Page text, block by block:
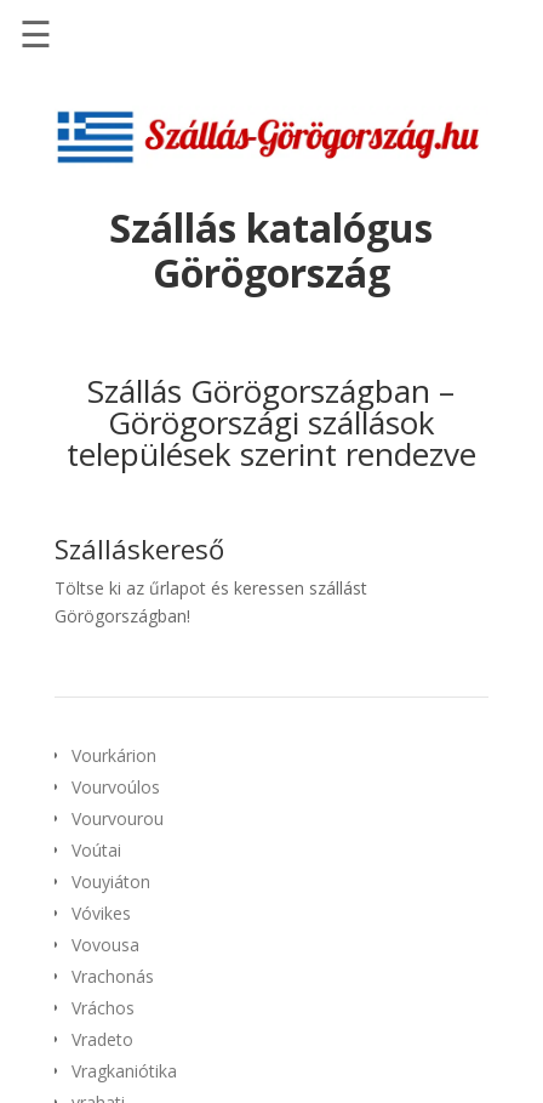
Szállások
Repülőjegy
pénzvisszatérítéssel
Discover
Cars
Transzfer
Taxi
☰
Szállás katalógus
Görögország
Szállás Görögországban –
Görögországi szállások
települések szerint rendezve
Szálláskereső
Töltse ki az űrlapot és keressen szállást
Görögországban!
Vourkárion
Vourvoúlos
Vourvourou
Voútai
Vouyiáton
Vóvikes
Vovousa
Vrachonás
Vráchos
Vradeto
Vragkaniótika